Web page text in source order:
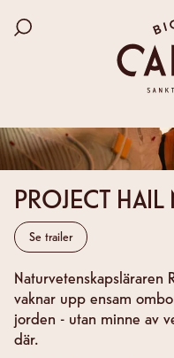
huvudinnehåll
Bio
Sök bland filmer
PROJECT HAIL
Se trailer
Naturvetenskapsläraren
vaknar upp ensam
jorden - utan minne av
där.